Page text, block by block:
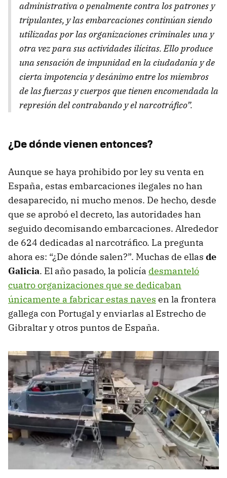
administrativa o penalmente contra los patrones y
tripulantes, y las embarcaciones continúan siendo
utilizadas por las organizaciones criminales una y
otra vez para sus actividades ilícitas. Ello produce
una sensación de impunidad en la ciudadanía y de
cierta impotencia y desánimo entre los miembros
de las fuerzas y cuerpos que tienen encomendada la
represión del contrabando y el narcotráfico”.
¿De dónde vienen entonces?
Aunque se haya prohibido por ley su venta en
España, estas embarcaciones ilegales no han
desaparecido, ni mucho menos. De hecho, desde
que se aprobó el decreto, las autoridades han
seguido decomisando embarcaciones. Alrededor
de 624 dedicadas al narcotráfico. La pregunta
ahora es: “¿De dónde salen?”. Muchas de ellas de
Galicia. El año pasado, la policía desmanteló
cuatro organizaciones que se dedicaban
únicamente a fabricar estas naves en la frontera
gallega con Portugal y enviarlas al Estrecho de
Gibraltar y otros puntos de España.